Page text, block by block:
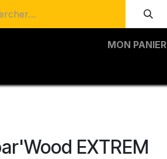
MON PANIER
EXTREM